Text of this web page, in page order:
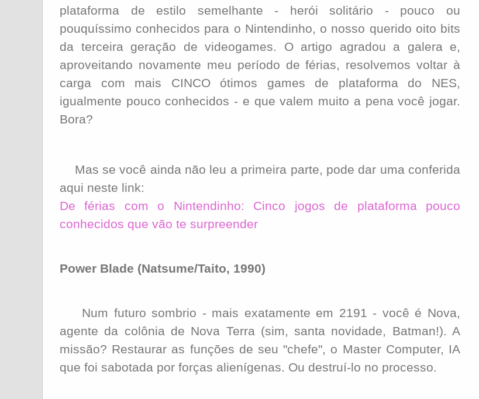
plataforma de estilo semelhante - herói solitário - pouco ou
pouquíssimo conhecidos para o Nintendinho, o nosso querido oito bits
da terceira geração de videogames. O artigo agradou a galera e,
aproveitando novamente meu período de férias, resolvemos voltar à
carga com mais CINCO ótimos games de plataforma do NES,
igualmente pouco conhecidos - e que valem muito a pena você jogar.
Bora?
Mas se você ainda não leu a primeira parte, pode dar uma conferida
aqui neste link:
De férias com o Nintendinho: Cinco jogos de plataforma pouco
conhecidos que vão te surpreender
Power Blade (Natsume/Taito, 1990)
Num futuro sombrio - mais exatamente em 2191 - você é Nova,
agente da colônia de Nova Terra (sim, santa novidade, Batman!). A
missão? Restaurar as funções de seu "chefe", o Master Computer, IA
que foi sabotada por forças alienígenas. Ou destruí-lo no processo.